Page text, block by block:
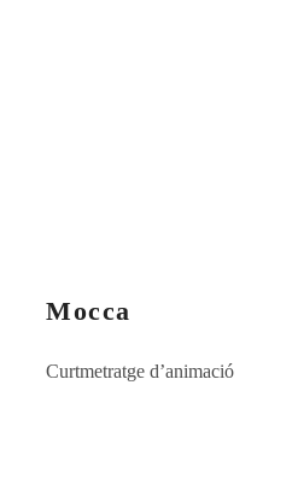
Mocca
Curtmetratge d’animació